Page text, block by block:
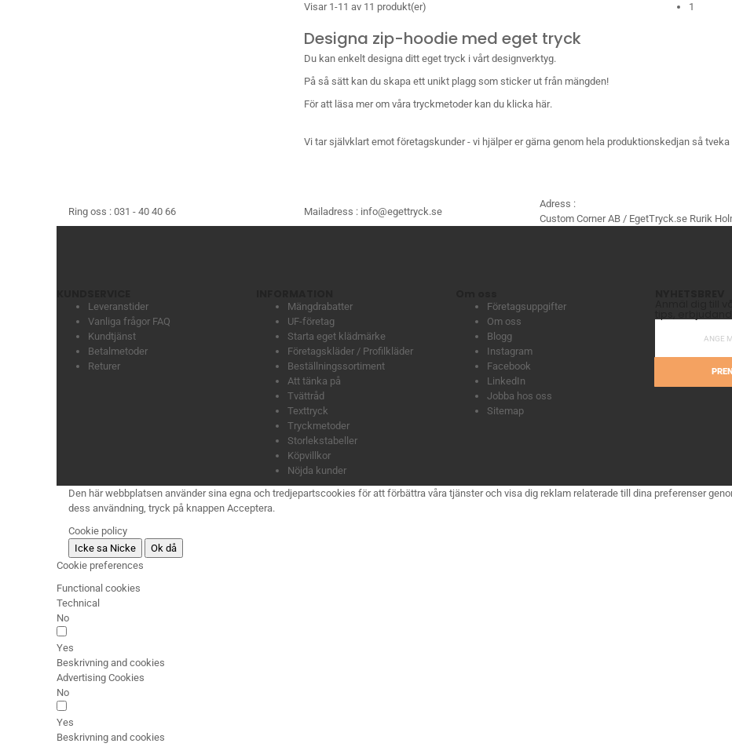
Visar 1-11 av 11 produkt(er) 1
Designa zip-hoodie med eget tryck
Du kan enkelt designa ditt eget tryck i vårt designverktyg.
På så sätt kan du skapa ett unikt plagg som sticker ut från mängden!
För att läsa mer om våra tryckmetoder kan du klicka här.
Vi tar självklart emot företagskunder- vi hjälper er gärna genom hela produktionskedjan så
Ring oss : 031 - 40 40 66 Mailadress : info@egettryck.se
Adress :
Custom Corner AB / EgetTryck.se Rurik
Leveranstider
Vanliga frågor FAQ
Kundtjänst
Betalmetoder
Returer
Mängdrabatter
UF-företag
Starta eget klädmärke
Företagskläder / Profilkläder
Beställningssortiment
Att tänka på
Tvättråd
Texttryck
Tryckmetoder
Storlekstabeller
Köpvillkor
Nöjda kunder
Företagsuppgifter
Om oss
Blogg
Instagram
Facebook
LinkedIn
Jobba hos oss
Sitemap
Den här webbplatsen använder sina egna och tredjepartscookies för att förbättra våra tjänster och visa dig reklam relaterade till dina preferenser
dess användning, tryck på knappen Acceptera.
Cookie policy
Icke sa Nicke
Ok då
Cookie preferences
Functional cookies
Technical
No
Yes
Beskrivning and cookies
Advertising Cookies
No
Yes
Beskrivning and cookies